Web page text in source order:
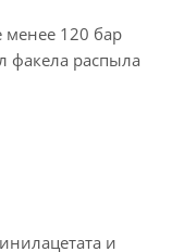
менее 120 бар
факела распыла
и